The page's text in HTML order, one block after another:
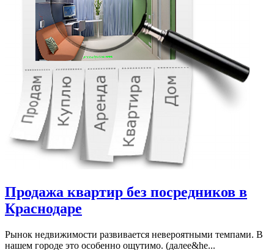
Продажа квартир без посредников в
Краснодаре
Рынок недвижимости развивается невероятными темпами. В
нашем городе это особенно ощутимо. (далее&he...